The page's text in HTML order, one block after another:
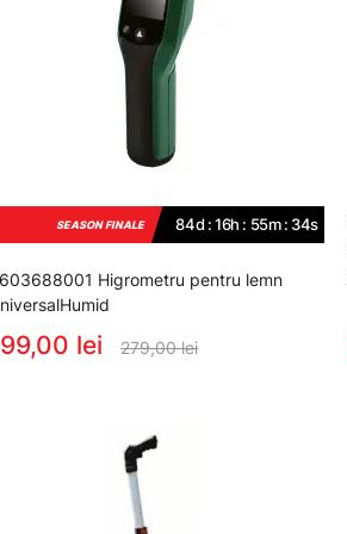
SEASON FINALE 84d : 16h : 55m : 33s
Higrometru pentru lemn
lei 279,00 lei